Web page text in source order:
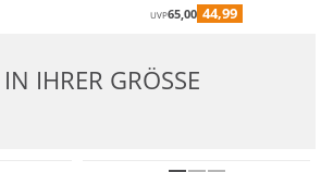
UVP65,00 44,99
IHRER GRÖSSE